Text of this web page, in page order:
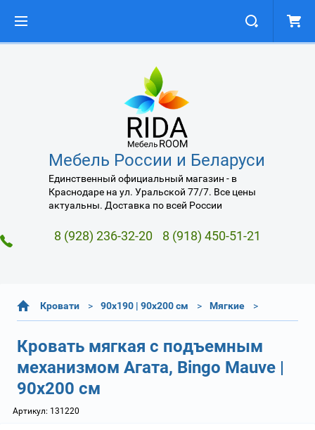
Мебель России и Беларуси
Единственный официальный магазин - в
Краснодаре на ул. Уральской 77/7. Все цены
актуальны. Доставка по всей России
8 (928) 236-32-20 8 (918) 450-51-21
Кровати 90х190 | 90х200 см Мягкие
Кровать мягкая с подъемным
механизмом Агата, Bingo Mauve |
90х200 см
Артикул: 131220